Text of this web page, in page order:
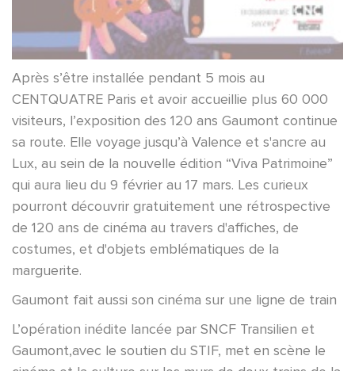
Après s’être installée pendant 5 mois au
CENTQUATRE Paris et avoir accueillie plus 60 000
visiteurs, l’exposition des 120 ans Gaumont continue
sa route. Elle voyage jusqu’à Valence et s'ancre au
Lux, au sein de la nouvelle édition “Viva Patrimoine”
qui aura lieu du 9 février au 17 mars. Les curieux
pourront découvrir gratuitement une rétrospective
de 120 ans de cinéma au travers d'affiches, de
costumes, et d'objets emblématiques de la
marguerite.
Gaumont fait aussi son cinéma sur une ligne de train
L’opération inédite lancée par SNCF Transilien et
Gaumont,avec le soutien du STIF, met en scène le